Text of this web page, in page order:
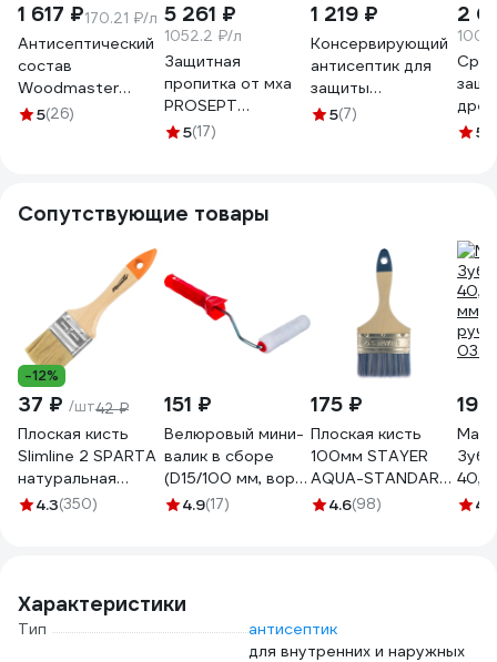
1 617 ₽170.21 ₽/л
Антисептический
состав
Woodmaster
Биосепт Ультра
5(26)
5 261 ₽
1052.2 ₽/л
Защитная
пропитка от мха
PROSEPT
концентрат 1:10 5
5(17)
1 219 ₽
Консервирующий
антисептик для
защиты
древесины
5(7)
2
5
Сопутствующие товары
-12%
37 ₽ /шт42 ₽
Плоская кисть
Slimline 2 SPARTA
натуральная
щетина,
4.3(350)
151 ₽
Велюровый мини-
валик в сборе
(D15/100 мм, ворс
4 мм, бюгель 6 мм)
4.9(17)
175 ₽
Плоская кисть
100мм STAYER
AQUA-STANDARD
01032-100
4.6(98)
40,
мм,4.6
Характеристики
Тип антисептик
для внутренних и наружных